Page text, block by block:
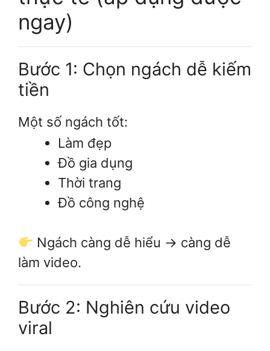
ngay)
Bước 1: Chọn ngách dễ kiếm
tiền
Một số ngách tốt:
Làm đẹp
Đồ gia dụng
Thời trang
Đồ công nghệ
Ngách càng dễ hiểu → càng dễ
làm video.
Bước 2: Nghiên cứu video
viral